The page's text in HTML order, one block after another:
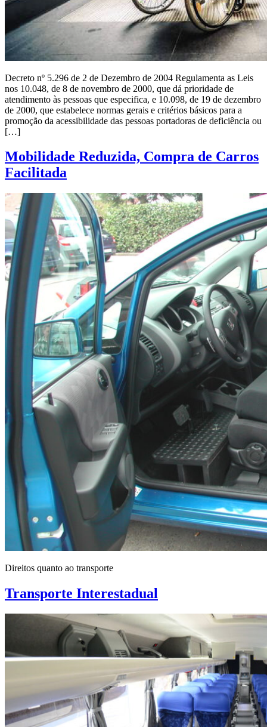
Decreto nº 5.296 de 2 de Dezembro de 2004 Regulamenta as Leis
nos 10.048, de 8 de novembro de 2000, que dá prioridade de
atendimento às pessoas que especifica, e 10.098, de 19 de dezembro
de 2000, que estabelece normas gerais e critérios básicos para a
promoção da acessibilidade das pessoas portadoras de deficiência ou
[…]
Mobilidade Reduzida, Compra de Carros
Facilitada
Direitos quanto ao transporte
Transporte Interestadual